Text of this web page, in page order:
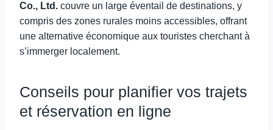
Co., Ltd. couvre un large éventail de destinations, y
compris des zones rurales moins accessibles, offrant
une alternative économique aux touristes cherchant à
s’immerger localement.
Conseils pour planifier vos trajets
et réservation en ligne